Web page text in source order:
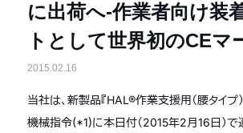
に出荷へ-作業者向け装
トとして世界初のCEマ
2015.02.16
当社は、新製品『HAL®作業支援用（腰タイプ
機械指令(*1)に本日付（2015年2月16日）で